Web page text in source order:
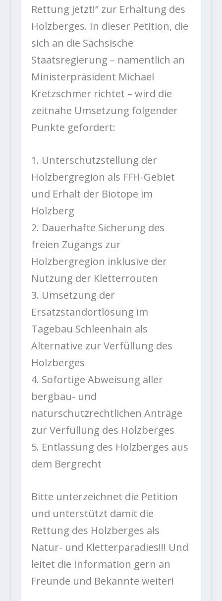
Rettung jetzt!“ zur Erhaltung des
Holzberges. In dieser Petition, die
sich an die Sächsische
Staatsregierung – namentlich an
Ministerpräsident Michael
Kretzschmer richtet – wird die
zeitnahe Umsetzung folgender
Punkte gefordert:
1. Unterschutzstellung der
Holzbergregion als FFH-Gebiet
und Erhalt der Biotope im
Holzberg
2. Dauerhafte Sicherung des
freien Zugangs zur
Holzbergregion inklusive der
Nutzung der Kletterrouten
3. Umsetzung der
Ersatzstandortlösung im
Tagebau Schleenhain als
Alternative zur Verfüllung des
Holzberges
4. Sofortige Abweisung aller
bergbau- und
naturschutzrechtlichen Anträge
zur Verfüllung des Holzberges
5. Entlassung des Holzberges aus
dem Bergrecht
Bitte unterzeichnet die Petition
und unterstützt damit die
Rettung des Holzberges als
Natur- und Kletterparadies!!! Und
leitet die Information gern an
Freunde und Bekannte weiter!